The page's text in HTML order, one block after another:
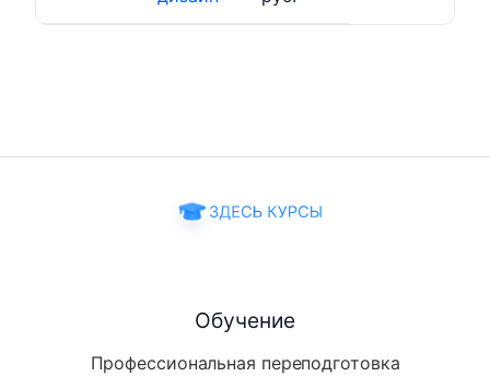
Обучение
Профессиональная переподготовка